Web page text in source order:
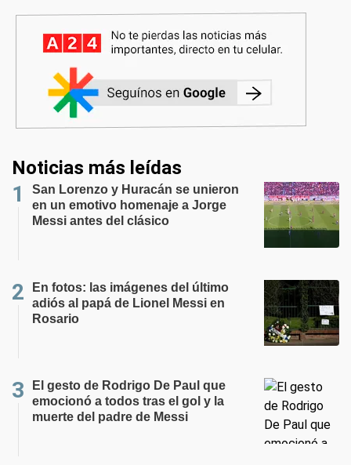
Noticias más leídas
San Lorenzo y Huracán se unieron
en un emotivo homenaje a Jorge
Messi antes del clásico
En fotos: las imágenes del último
adiós al papá de Lionel Messi en
Rosario
El gesto de Rodrigo De Paul que
emocionó a todos tras el gol y la
muerte del padre de Messi